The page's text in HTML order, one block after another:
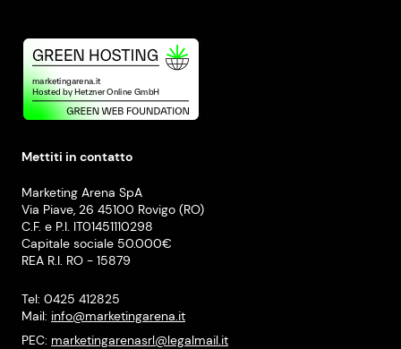
Mettiti in contatto
Marketing Arena SpA
Via Piave, 26 45100 Rovigo (RO)
C.F. e P.I. IT01451110298
Capitale sociale 50.000€
REA R.I. RO - 15879
Tel: 0425 412825
Mail: info@marketingarena.it
PEC: marketingarenasrl@legalmail.it